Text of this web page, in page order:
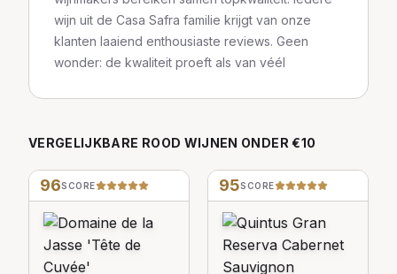
wijn uit de Casa Safra familie krijgt van onze
klanten laaiend enthousiaste reviews. Geen
wonder: de kwaliteit proeft als van véél
VERGELIJKBARE ROOD WIJNEN ONDER €10
96SCORE 95SCORE